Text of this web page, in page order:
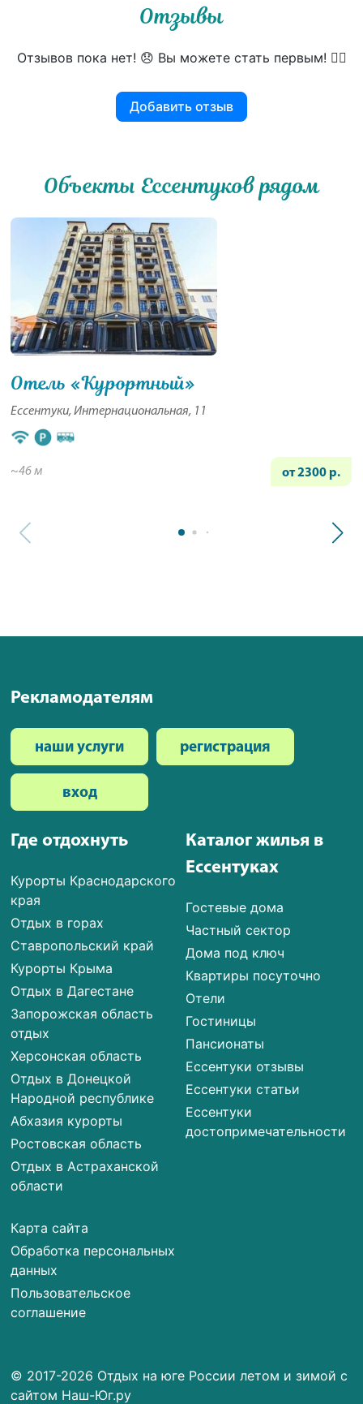
Отзывы
Отзывов пока нет! 😞 Вы можете стать первым! 👍🏻
Добавить отзыв
Объекты Ессентуков рядом
Отель «Курортный»
Ессентуки, Интернациональная, 11
~46 м от 2300 р.
Где отдохнуть
Курорты Краснодарского
края
Отдых в горах
Ставропольский край
Курорты Крыма
Отдых в Дагестане
Запорожская область
отдых
Херсонская область
Отдых в Донецкой
Народной республике
Абхазия курорты
Ростовская область
Отдых в Астраханской
области
Карта сайта
Обработка персональных
данных
Пользовательское
соглашение
Каталог жилья в
Ессентуках
Гостевые дома
Частный сектор
Дома под ключ
Квартиры посуточно
Отели
Гостиницы
Пансионаты
Ессентуки отзывы
Ессентуки статьи
Ессентуки
достопримечательности
Рекламодателям
наши услуги регистрация
вход
© 2017-2026 Отдых на юге России летом и зимой с
сайтом Наш-Юг.ру